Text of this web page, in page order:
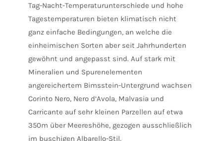
Tag-Nacht-Temperaturunterschiede und hohe
Tagestemperaturen bieten klimatisch nicht
ganz einfache Bedingungen, an welche die
einheimischen Sorten aber seit Jahrhunderten
gewöhnt und angepasst sind. Auf stark mit
Mineralien und Spurenelementen
angereichertem Bimsstein-Untergrund wachsen
Corinto Nero, Nero d‘Avola, Malvasia und
Carricante auf sehr kleinen Parzellen auf etwa
350m über Meereshöhe, gezogen ausschließlich
im buschigen Albarello-Stil.